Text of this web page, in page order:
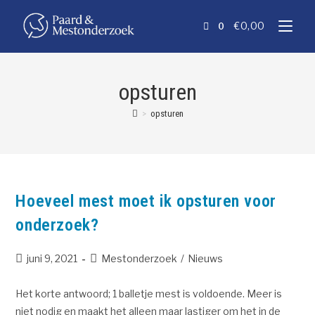
0 €0,00
opsturen
> opsturen
Hoeveel mest moet ik opsturen voor
onderzoek?
juni 9, 2021 Mestonderzoek / Nieuws
Het korte antwoord; 1 balletje mest is voldoende. Meer is
niet nodig en maakt het alleen maar lastiger om het in de